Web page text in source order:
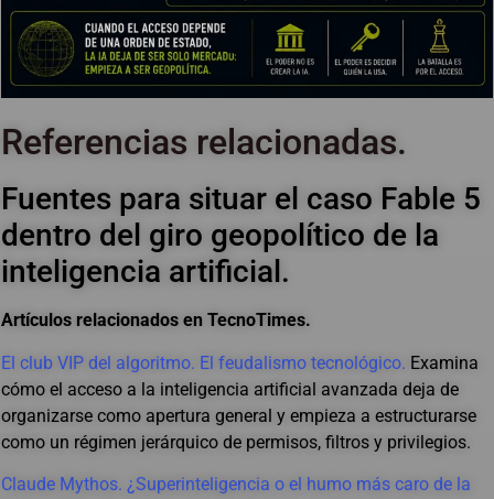
Referencias relacionadas.
Fuentes para situar el caso Fable 5
dentro del giro geopolítico de la
inteligencia artificial.
Artículos relacionados en TecnoTimes.
El club VIP del algoritmo. El feudalismo tecnológico. Examina
cómo el acceso a la inteligencia artificial avanzada deja de
organizarse como apertura general y empieza a estructurarse
como un régimen jerárquico de permisos, filtros y privilegios.
Claude Mythos. ¿Superinteligencia o el humo más caro de la